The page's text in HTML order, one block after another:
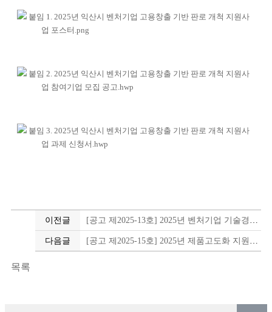
붙임 1. 2025년 익산시 벤처기업 고용창출 기반 판로 개척 지원사
업 포스터.png
붙임 2. 2025년 익산시 벤처기업 고용창출 기반 판로 개척 지원사
업 참여기업 모집 공고.hwp
붙임 3. 2025년 익산시 벤처기업 고용창출 기반 판로 개척 지원사
업 과제 신청서.hwp
이전글
다음글
목록